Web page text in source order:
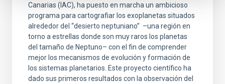
Canarias (IAC), ha puesto en marcha un ambicioso
programa para cartografiar los exoplanetas situados
alrededor del “desierto neptuniano” ­ ­–una región en
torno a estrellas donde son muy raros los planetas
del tamaño de Neptuno– con el fin de comprender
mejor los mecanismos de evolución y formación de
los sistemas planetarios. Este proyecto científico ha
dado sus primeros resultados con la observación del